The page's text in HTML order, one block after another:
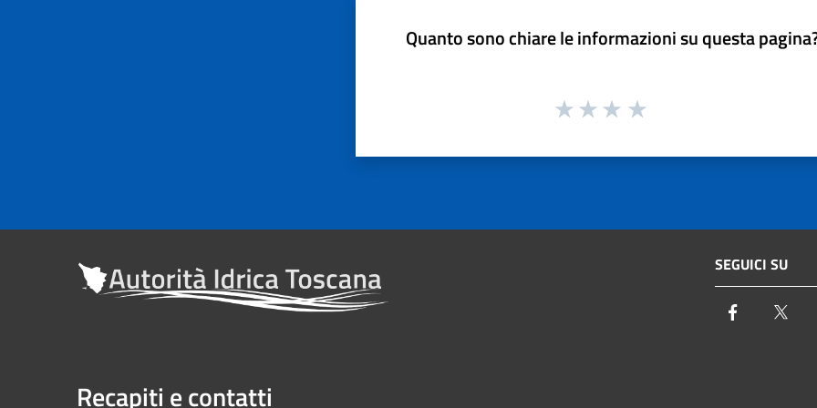
Quanto sono chiare le informazioni su questa
SEGUICI SU
Facebook
Recapiti e contatti